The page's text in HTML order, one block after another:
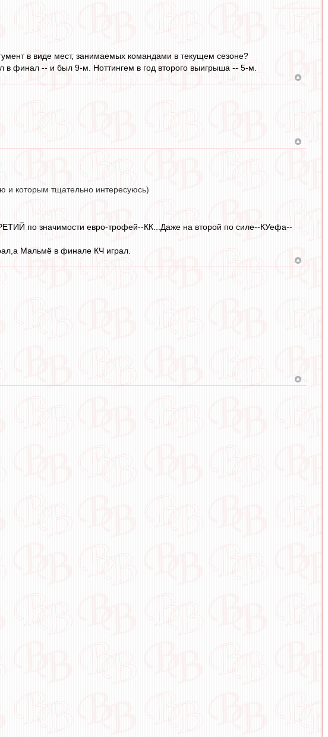
в виде мест, занимаемых командами в текущем сезоне?
финал -- и был 9-м. Ноттингем в год второго выигрыша -- 5-м.
и которым тщательно интересуюсь)
по значимости евро-трофей--КК...Даже на второй по силе--КУефа--
Мальмё в финале КЧ играл.